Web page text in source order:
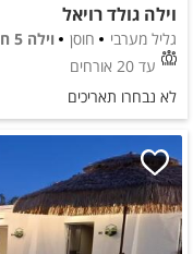
וילה גולד רויאל
גליל מערבי חוסן
וילה 5 חדרים
עד 20 אורחים
לא נבחרו תאריכים